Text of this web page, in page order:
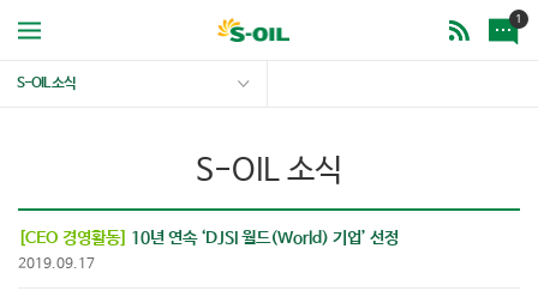
1
S-OIL 소식
S-OIL 소식
[CEO 경영활동] 10년 연속 ‘DJSI 월드(World) 기업’ 선정
2019.09.17